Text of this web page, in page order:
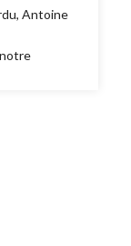
Antoine